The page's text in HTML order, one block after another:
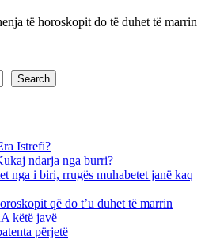
të horoskopit do të duhet të marrin
Search
Istrefi?
ndarja nga burri?
nga i biri, rrugës muhabetet janë kaq
që do t’u duhet të marrin
këtë javë
përjetë